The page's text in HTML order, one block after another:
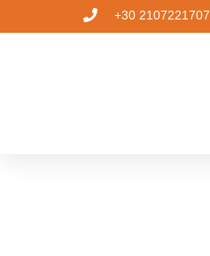
+30 2107221707